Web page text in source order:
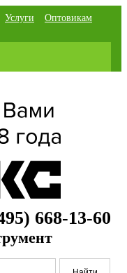
Услуги
Оптовикам
668-13-60